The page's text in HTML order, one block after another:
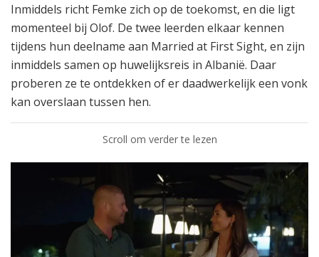
Inmiddels richt Femke zich op de toekomst, en die ligt
momenteel bij Olof. De twee leerden elkaar kennen
tijdens hun deelname aan Married at First Sight, en zijn
inmiddels samen op huwelijksreis in Albanië. Daar
proberen ze te ontdekken of er daadwerkelijk een vonk
kan overslaan tussen hen.
Scroll om verder te lezen